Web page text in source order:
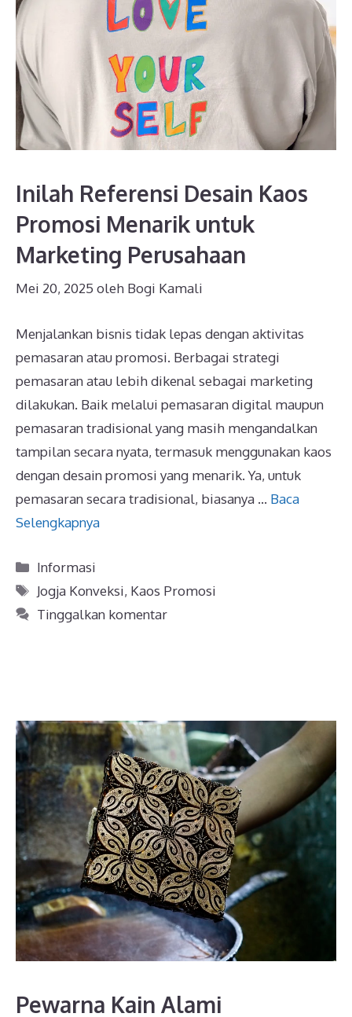
Inilah Referensi Desain Kaos
Promosi Menarik untuk
Marketing Perusahaan
Mei 20, 2025 oleh Bogi Kamali
Menjalankan bisnis tidak lepas dengan aktivitas
pemasaran atau promosi. Berbagai strategi
pemasaran atau lebih dikenal sebagai marketing
dilakukan. Baik melalui pemasaran digital maupun
pemasaran tradisional yang masih mengandalkan
tampilan secara nyata, termasuk menggunakan kaos
dengan desain promosi yang menarik. Ya, untuk
pemasaran secara tradisional, biasanya … Baca
Selengkapnya
Kategori
Informasi
Tag
Jogja Konveksi, Kaos Promosi
Tinggalkan komentar
Pewarna Kain Alami